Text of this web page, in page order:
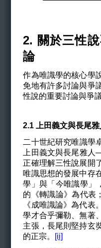
2. 關於三性
論
作為唯識學的核心學
免地有許多討論與爭
性說的重要討論與爭議
2.1 上田義文與長尾
二十世紀研究唯識
上田義文與長尾雅
正確理解三性說展開
唯識思想的發展中存
學」與「今唯識學」
的《轉識論》為代表
《成唯識論》為代表
學才合乎彌勒、無著
主張，長尾則堅持玄
的正宗。 [ii]